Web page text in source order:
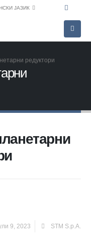
ЈАЗИК
редуктори
9, 2023 STM S.p.A.